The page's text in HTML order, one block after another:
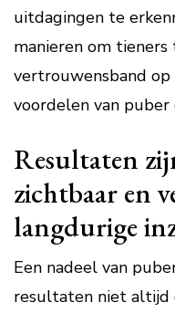
uitdagingen te
manieren om
vertrouwensband
voordelen van puber
Resultaten
zichtbaar en
langdurige
Een nadeel van
resultaten niet altijd